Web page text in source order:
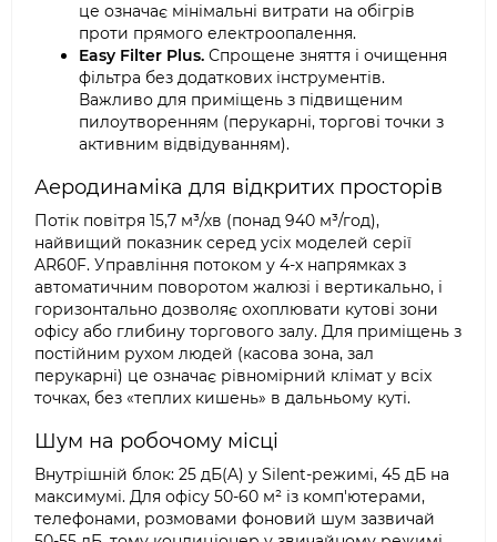
це означає мінімальні витрати на обігрів
проти прямого електроопалення.
Easy Filter Plus. Спрощене зняття і очищення
фільтра без додаткових інструментів.
Важливо для приміщень з підвищеним
пилоутворенням (перукарні, торгові точки з
активним відвідуванням).
Аеродинаміка для відкритих просторів
Потік повітря 15,7 м³/хв (понад 940 м³/год),
найвищий показник серед усіх моделей серії
AR60F. Управління потоком у 4-х напрямках з
автоматичним поворотом жалюзі і вертикально, і
горизонтально дозволяє охоплювати кутові зони
офісу або глибину торгового залу. Для приміщень з
постійним рухом людей (касова зона, зал
перукарні) це означає рівномірний клімат у всіх
точках, без «теплих кишень» в дальньому куті.
Шум на робочому місці
Внутрішній блок: 25 дБ(A) у Silent-режимі, 45 дБ на
максимумі. Для офісу 50-60 м² із комп'ютерами,
телефонами, розмовами фоновий шум зазвичай